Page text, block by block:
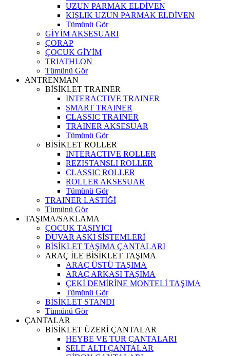
UZUN PARMAK ELDİVEN
KIŞLIK UZUN PARMAK ELDİVEN
Tümünü Gör
GİYİM AKSESUARI
ÇORAP
ÇOCUK GİYİM
TRIATHLON
Tümünü Gör
ANTRENMAN
BİSİKLET TRAINER
INTERACTIVE TRAINER
SMART TRAINER
CLASSIC TRAINER
TRAINER AKSESUAR
Tümünü Gör
BİSİKLET ROLLER
INTERACTIVE ROLLER
REZISTANSLI ROLLER
CLASSIC ROLLER
ROLLER AKSESUAR
Tümünü Gör
TRAINER LASTİĞİ
Tümünü Gör
TAŞIMA/SAKLAMA
ÇOCUK TAŞIYICI
DUVAR ASKI SİSTEMLERİ
BİSİKLET TAŞIMA ÇANTALARI
ARAÇ İLE BİSİKLET TAŞIMA
ARAÇ ÜSTÜ TAŞIMA
ARAÇ ARKASI TAŞIMA
ÇEKİ DEMİRİNE MONTELİ TAŞIMA
Tümünü Gör
BİSİKLET STANDI
Tümünü Gör
ÇANTALAR
BİSİKLET ÜZERİ ÇANTALAR
HEYBE VE TUR ÇANTALARI
SELE ALTI ÇANTALAR